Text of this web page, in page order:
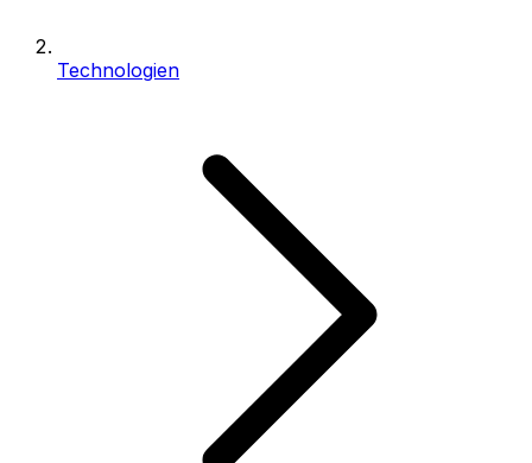
Technologien